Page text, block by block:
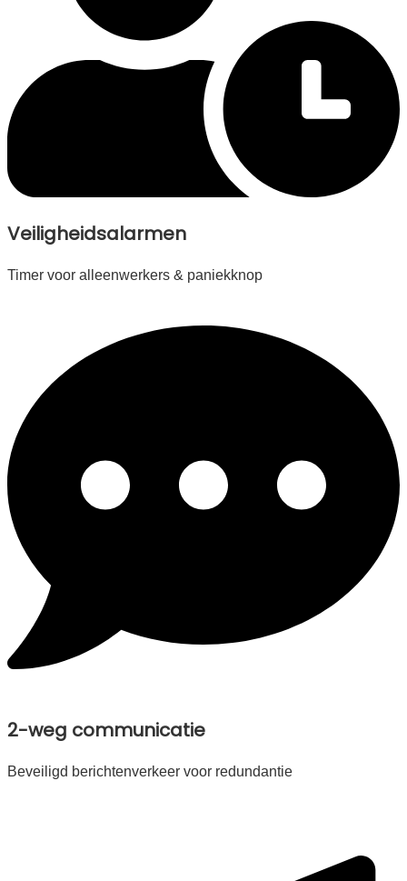
Veiligheidsalarmen
Timer voor alleenwerkers & paniekknop
2-weg communicatie
Beveiligd berichtenverkeer voor redundantie